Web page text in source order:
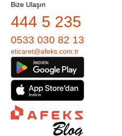
Bize Ulaşın
444 5 235
0533 030 82 13
eticaret@afeks.com.tr